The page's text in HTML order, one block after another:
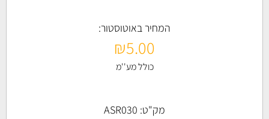
המחיר באוטוסטור:
₪5.00
כולל מע''מ
מק"ט: ASR030